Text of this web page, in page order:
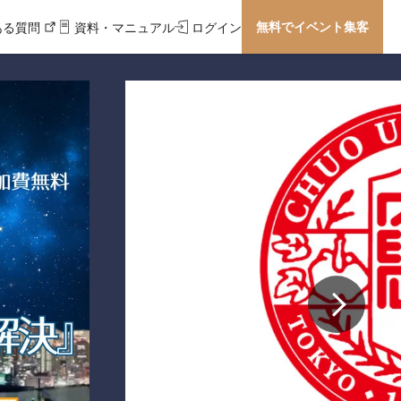
質問 資料・マニュアル ログイン 無料でイベント集客